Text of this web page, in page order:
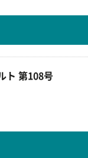
ト 第108号